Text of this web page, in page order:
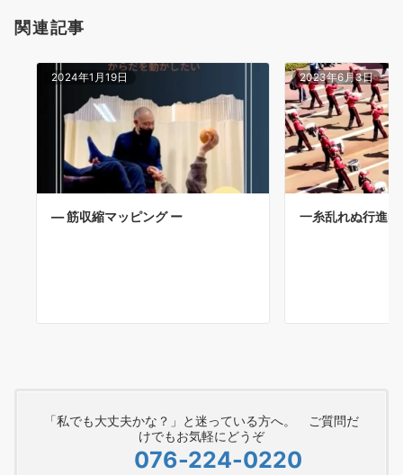
関連記事
2024年1月19日
― 筋収縮マッピング ー
2023年6月3日
一糸乱れぬ行進🎺
「私でも大丈夫かな？」と迷っている方へ。 ご質問だ
けでもお気軽にどうぞ
076-224-0220